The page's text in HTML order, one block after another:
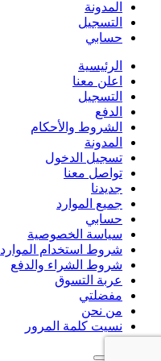
المدونة
التسجيل
حسابي
الرئيسية
اعلن معنا
التسجيل
الدفع
الشروط والأحكام
المدونة
تسجيل الدخول
تواصل معنا
جديدنا
جميع الموارد
حسابي
سياسة الخصوصية
شروط استخدام الموارد
شروط الشراء والدفع
عربة التسوق
مفضلتي
من نحن
نسيت كلمة المرور